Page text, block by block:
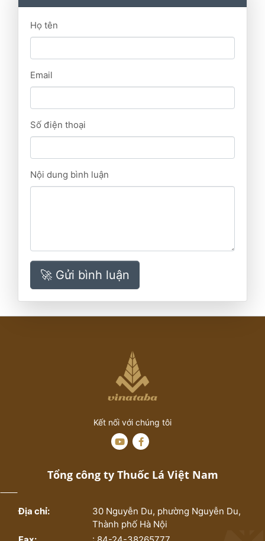
Họ tên
Email
Số điện thoại
Nội dung bình luận
🚀 Gửi bình luận
Kết nối với chúng tôi
Tổng công ty Thuốc Lá Việt Nam
Địa chỉ:
30 Nguyễn Du, phường Nguyễn Du,
Thành phố Hà Nội